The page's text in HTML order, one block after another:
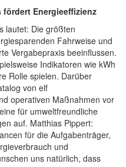
fördert Energieeffizienz
lautet: Die größten
Fahrweise und
Vergabepraxis beeinflussen.
Indikatoren wie kWh
Rolle spielen. Darüber
von elf
operativen Maßnahmen vor
für umweltfreundliche
auf. Matthias Pippert:
für die Aufgabenträger,
und
uns natürlich, dass